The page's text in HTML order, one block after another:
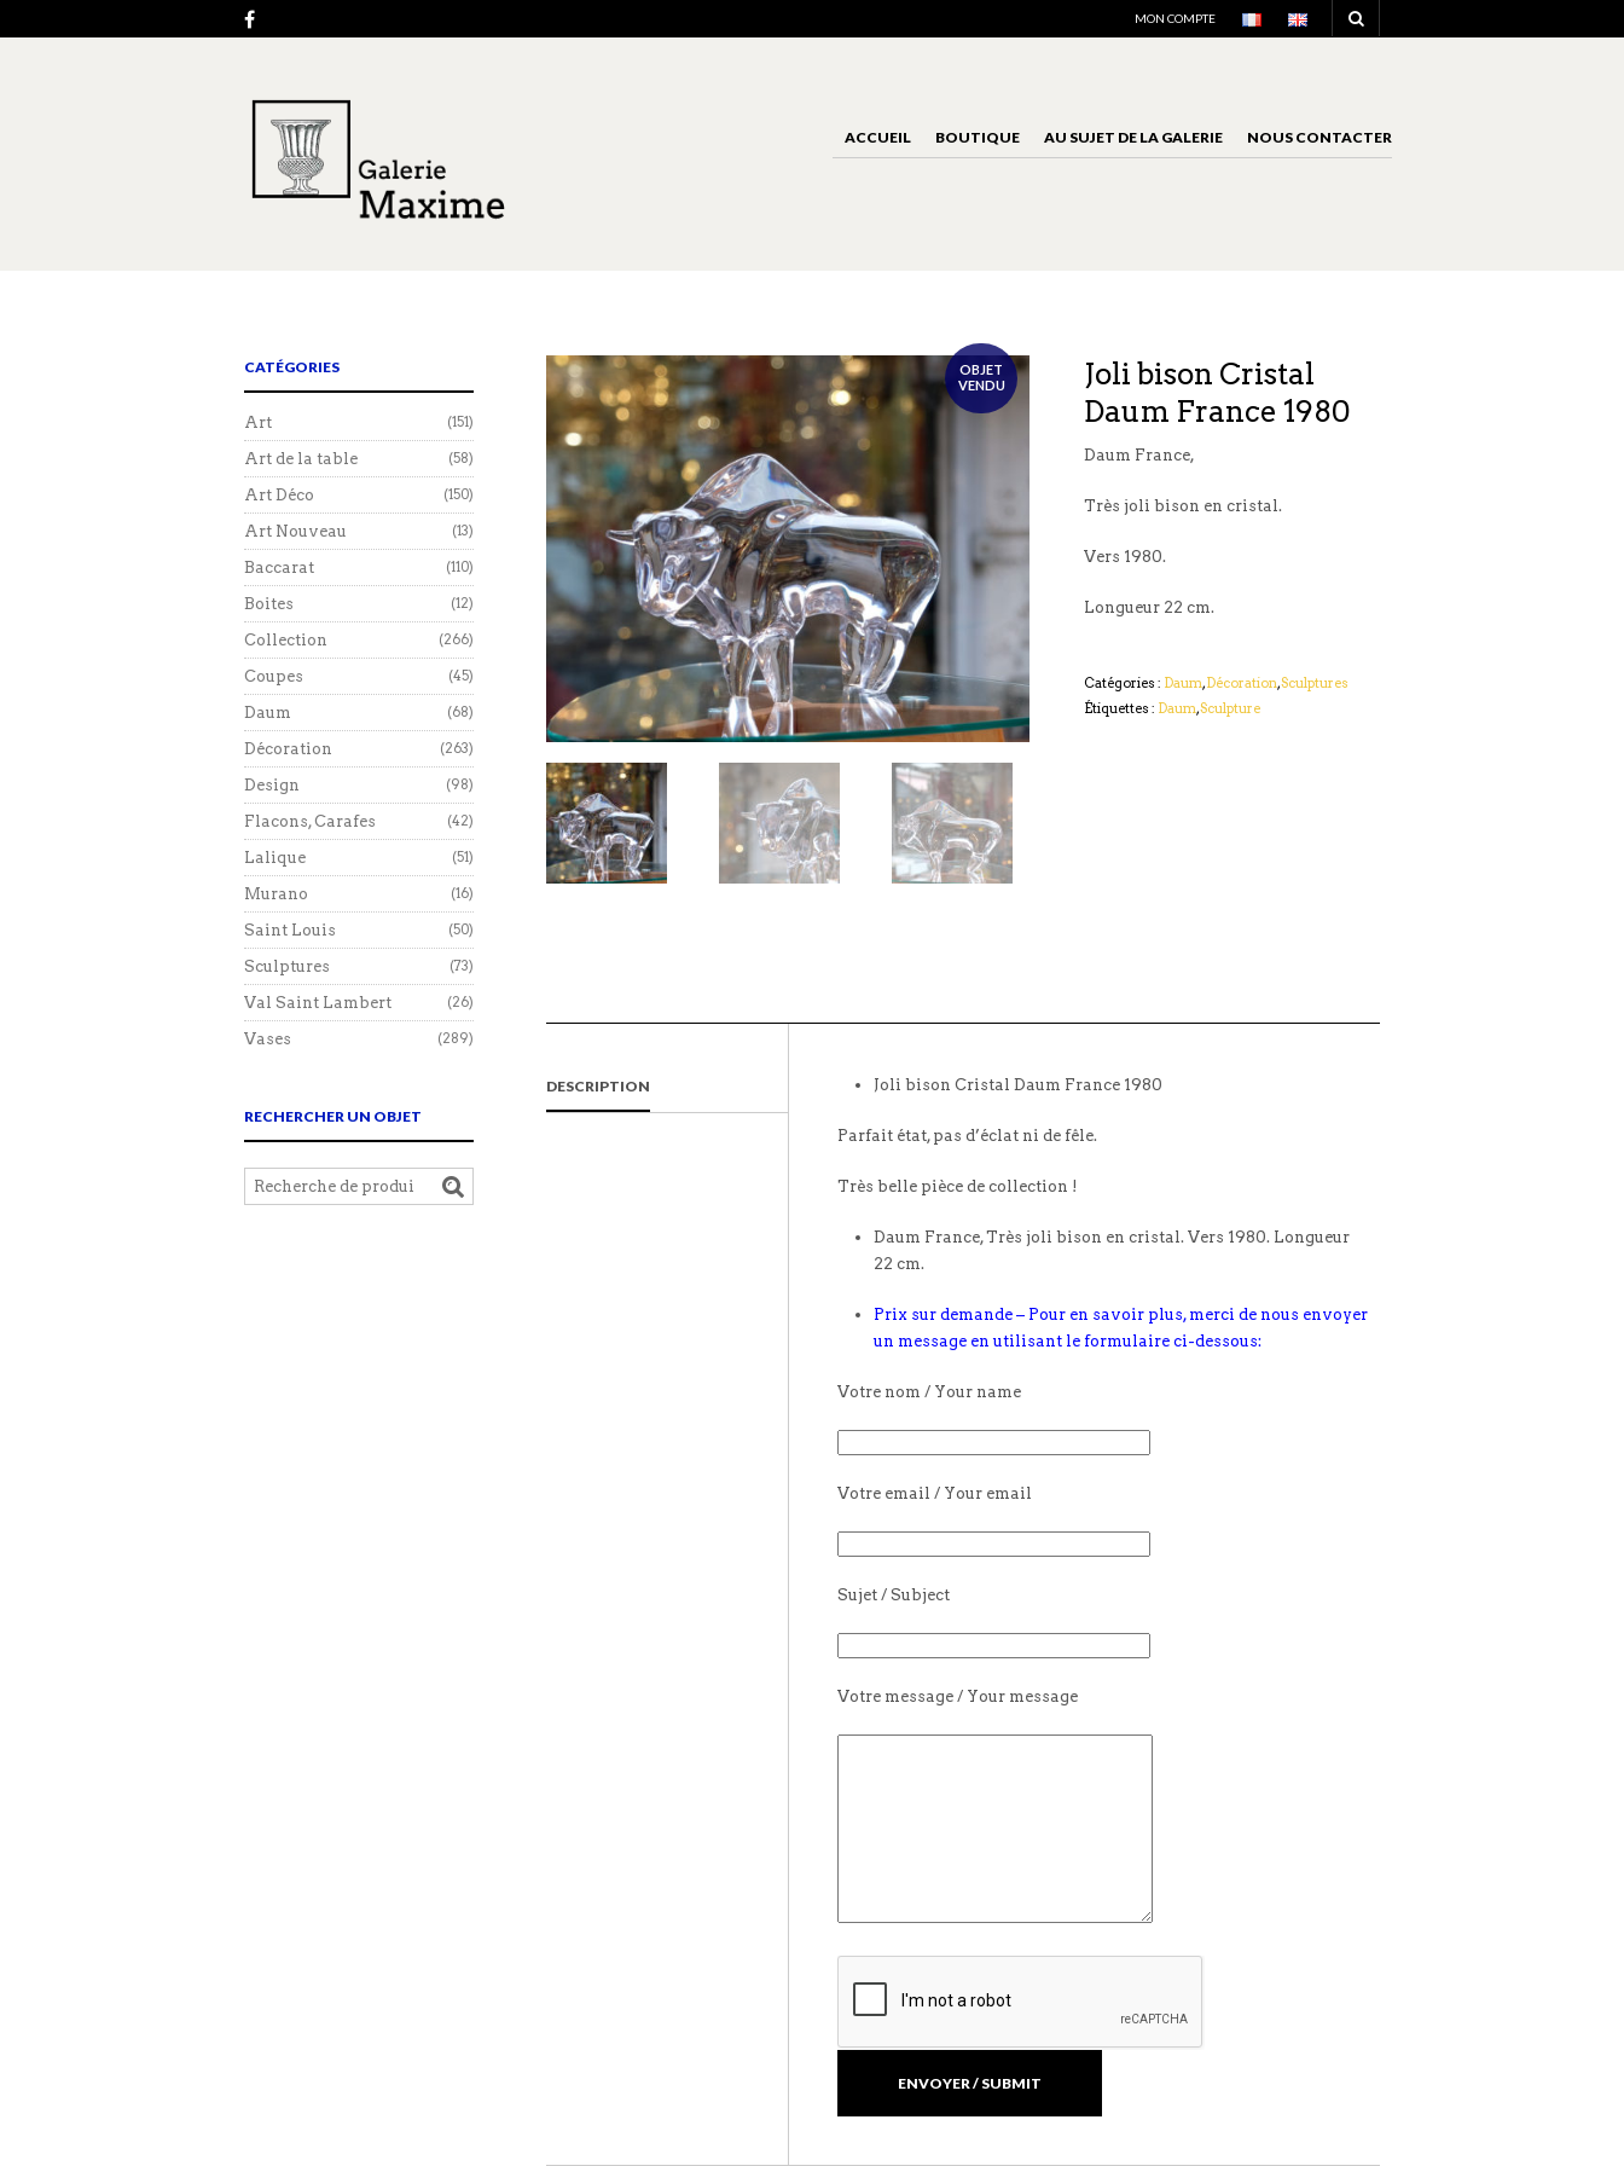
MON COMPTE
ACCUEIL BOUTIQUE AU SUJET DE LA GALERIE NOUS CONTACTER
OBJET
VENDU
Joli bison Cristal
Daum France 1980
Daum France,
Très joli bison en cristal.
Vers 1980.
Longueur 22 cm.
Catégories : Daum,Décoration,Sculptures
Étiquettes : Daum,Sculpture
DESCRIPTION Joli bison Cristal Daum France 1980
Parfait état, pas d’éclat ni de fêle.
Très belle pièce de collection !
Daum France, Très joli bison en cristal. Vers 1980. Longueur
22 cm.
Prix sur demande – Pour en savoir plus, merci de nous envoyer
un message en utilisant le formulaire ci-dessous:
Votre nom / Your name
Votre email / Your email
Sujet / Subject
Votre message / Your message
CATÉGORIES
Art (151)
Art de la table (58)
Art Déco (150)
Art Nouveau (13)
Baccarat (110)
Boites (12)
Collection (266)
Coupes (45)
Daum (68)
Décoration (263)
Design (98)
Flacons, Carafes (42)
Lalique (51)
Murano (16)
Saint Louis (50)
Sculptures (73)
Val Saint Lambert (26)
Vases (289)
RECHERCHER UN OBJET